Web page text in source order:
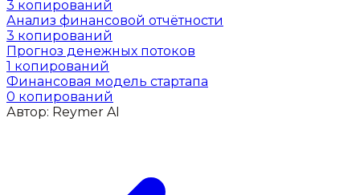
3 копирований
Анализ финансовой отчётности
3 копирований
Прогноз денежных потоков
1 копирований
Финансовая модель стартапа
0 копирований
Автор: Reymer AI